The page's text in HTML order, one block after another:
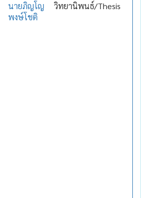
นายภิญโญ
พงษ์โชติ
วิทยานิพนธ์/Thesis